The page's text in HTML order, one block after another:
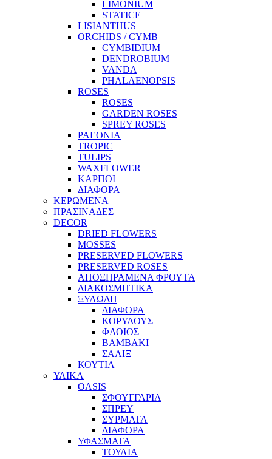
LIMONIUM
STATICE
LISIANTHUS
ORCHIDS / CYMB
CYMBIDIUM
DENDROBIUM
VANDA
PHALAENOPSIS
ROSES
ROSES
GARDEN ROSES
SPREY ROSES
PAEONIA
TROPIC
TULIPS
WAXFLOWER
ΚΑΡΠΟΙ
ΔΙΑΦΟΡΑ
ΚΕΡΩΜΕΝΑ
ΠΡΑΣΙΝΑΔΕΣ
DECOR
DRIED FLOWERS
MOSSES
PRESERVED FLOWERS
PRESERVED ROSES
ΑΠΟΞΗΡΑΜΕΝΑ ΦΡΟΥΤΑ
ΔΙΑΚΟΣΜΗΤΙΚΑ
ΞΥΛΩΔΗ
ΔΙΑΦΟΡΑ
ΚΟΡΥΛΟΥΣ
ΦΛΟΙΟΣ
ΒΑΜΒΑΚΙ
ΣΑΛΙΞ
ΚΟΥΤΙΑ
ΥΛΙΚΑ
OASIS
ΣΦΟΥΓΓΑΡΙΑ
ΣΠΡΕΥ
ΣΥΡΜΑΤΑ
ΔΙΑΦΟΡΑ
ΥΦΑΣΜΑΤΑ
ΤΟΥΛΙΑ